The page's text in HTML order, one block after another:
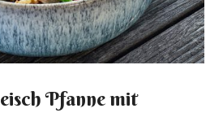
Pfanne mit